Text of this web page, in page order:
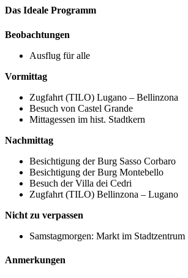
Das Ideale Programm
Beobachtungen
Ausflug für alle
Vormittag
Zugfahrt (TILO) Lugano – Bellinzona
Besuch von Castel Grande
Mittagessen im hist. Stadtkern
Nachmittag
Besichtigung der Burg Sasso Corbaro
Besichtigung der Burg Montebello
Besuch der Villa dei Cedri
Zugfahrt (TILO) Bellinzona – Lugano
Nicht zu verpassen
Samstagmorgen: Markt im Stadtzentrum
Anmerkungen